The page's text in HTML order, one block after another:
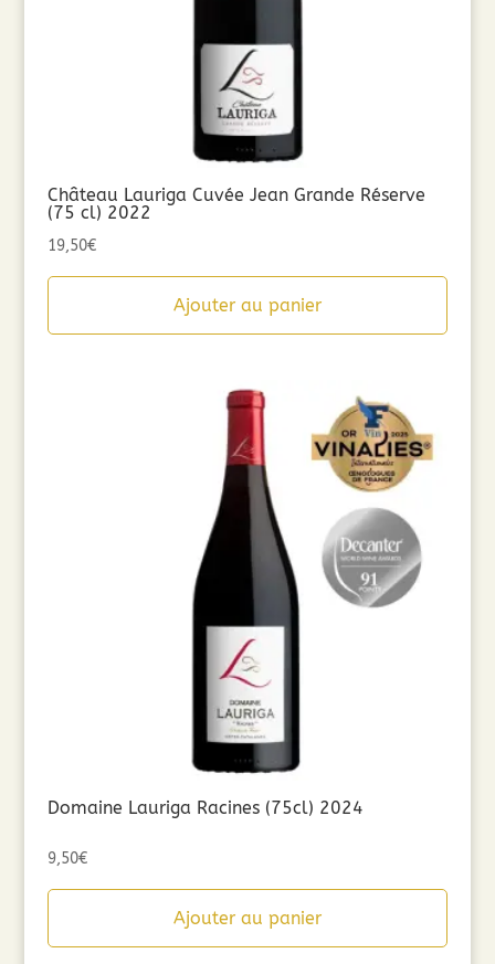
Château Lauriga Cuvée Jean Grande Réserve
(75 cl) 2022
19,50€
Ajouter au panier
Domaine Lauriga Racines (75cl) 2024
9,50€
Ajouter au panier